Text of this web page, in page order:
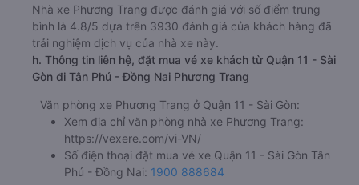
Nhà xe Phương Trang được đánh giá với số điểm trung
bình là 4.8/5 dựa trên 3930 đánh giá của khách hàng đã
trải nghiệm dịch vụ của nhà xe này.
h. Thông tin liên hệ, đặt mua vé xe khách từ Quận 11 - Sài
Gòn đi Tân Phú - Đồng Nai Phương Trang
Văn phòng xe Phương Trang ở Quận 11 - Sài Gòn:
Xem địa chỉ văn phòng nhà xe Phương Trang:
https://vexere.com/vi-VN/
Số điện thoại đặt mua vé xe Quận 11 - Sài Gòn Tân
Phú - Đồng Nai: 1900 888684